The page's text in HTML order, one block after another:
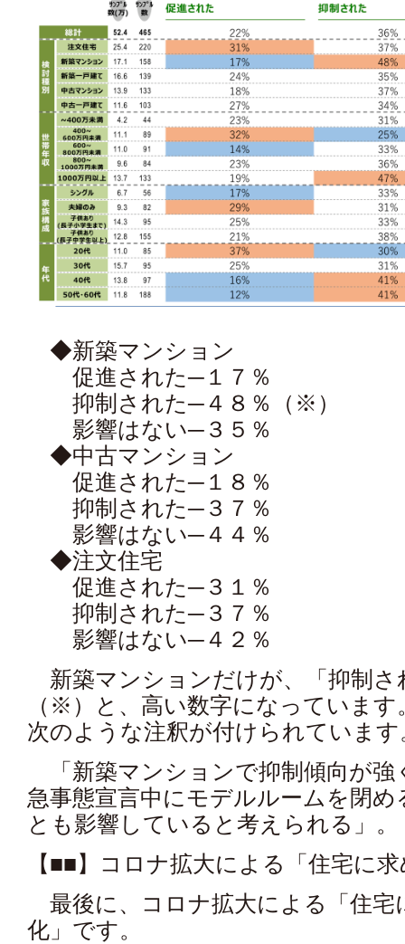
◆新築マンション
促進された─１７％
抑制された─４８％（※）
影響はない─３５％
◆中古マンション
促進された─１８％
抑制された─３７％
影響はない─４４％
◆注文住宅
促進された─３１％
抑制された─３７％
影響はない─４２％
新築マンションだけが、「抑制さ
（※）と、高い数字になっていま
次のような注釈が付けられています
「新築マンションで抑制傾向が強
急事態宣言中にモデルルームを閉
とも影響していると考えられる」。
【■■】コロナ拡大による「住宅に
最後に、コロナ拡大による「住宅
化」です。